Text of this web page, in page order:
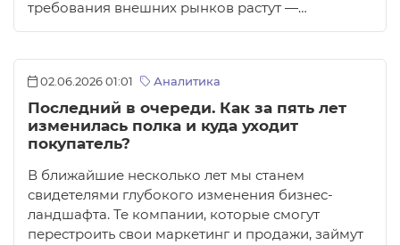
требования внешних рынков растут —…
02.06.2026 01:01 Аналитика
Последний в очереди. Как за пять лет
изменилась полка и куда уходит
покупатель?
В ближайшие несколько лет мы станем
свидетелями глубокого изменения бизнес-
ландшафта. Те компании, которые смогут
перестроить свои маркетинг и продажи, займут